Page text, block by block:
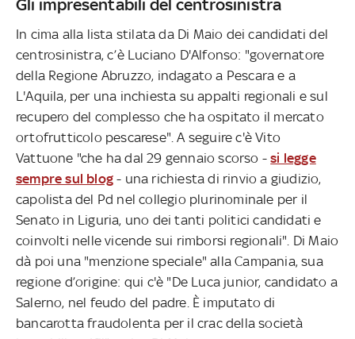
Gli impresentabili del centrosinistra
In cima alla lista stilata da Di Maio dei candidati del
centrosinistra, c’è Luciano D'Alfonso: "governatore
della Regione Abruzzo, indagato a Pescara e a
L'Aquila, per una inchiesta su appalti regionali e sul
recupero del complesso che ha ospitato il mercato
ortofrutticolo pescarese". A seguire c'è Vito
Vattuone "che ha dal 29 gennaio scorso -si legge
sempre sul blog - una richiesta di rinvio a giudizio,
capolista del Pd nel collegio plurinominale per il
Senato in Liguria, uno dei tanti politici candidati e
coinvolti nelle vicende sui rimborsi regionali". Di Maio
dà poi una "menzione speciale" alla Campania, sua
regione d’origine: qui c'è "De Luca junior, candidato a
Salerno, nel feudo del padre. È imputato di
bancarotta fraudolenta per il crac della società